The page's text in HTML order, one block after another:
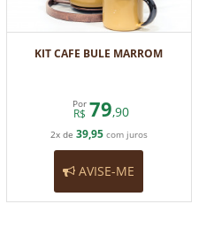
KIT CAFE BULE MARROM
Por
R$ 79,90
2x de 39,95com juros
AVISE-ME